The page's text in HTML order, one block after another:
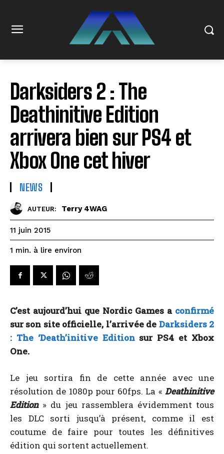
Darksiders 2 : The
Deathinitive Edition
arrivera bien sur PS4 et
Xbox One cet hiver
NEWS
AUTEUR: Terry 4WAG
11 juin 2015
1 min. à lire environ
C’est aujourd’hui que Nordic Games a confirmé
sur son site officielle, l’arrivée de Darksiders 2
: The ‘Death’initive Editionsur PS4 et Xbox
One.
Le jeu sortira fin de cette année avec une
résolution de 1080p pour 60fps. La « Deathinitive
Edition» du jeu rassemblera évidemment tous
les DLC sorti jusqu’à présent, comme il est
coutume de faire pour toutes les définitives
édition qui sortent actuellement.